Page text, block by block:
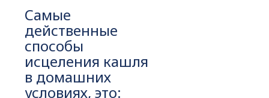
Самые
действенные
способы
исцеления кашля
в домашних
условиях, это: